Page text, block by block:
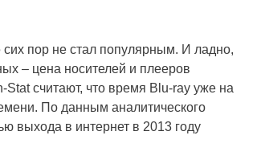
пор не стал популярным. И ладно,
– цена носителей и плееров
считают, что время Blu-ray уже на
По данным аналитического
выхода в интернет в 2013 году